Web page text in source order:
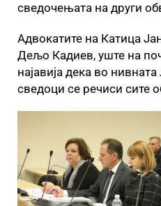
сведочењата на други
Адвокатите на Катица
Дељо Кадиев, уште на
најавија дека во
сведоци се речиси сите